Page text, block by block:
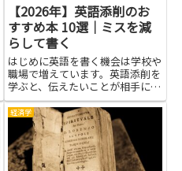
【2026年】英語添削のお
すすめ本 10選｜ミスを減
らして書く
はじめに英語を書く機会は学校や
職場で増えています。英語添削を
学ぶと、伝えたいことが相手に正
しく伝わるように整える力がつき
ます。文のつながりをそろえ、不
要な繰り返しを減らすことで、読
みやすさがぐんと上がります。ミ
スを減らして書くコツは、文法
の...
経済学